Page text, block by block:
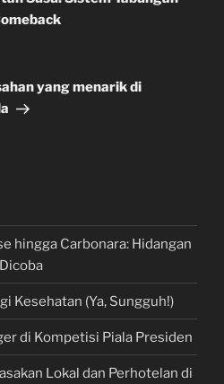
yang menarik di
hingga Carbonara: Hidangan
Kesehatan (Ya, Sungguh!)
di Kompetisi Piala Presiden
Lokal dan Perhotelan di